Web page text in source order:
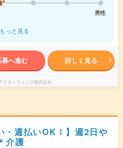
男性
もっと見る
募へ進む 詳しく見る
スタッフィング株式会社
・週払いOK！】週2日や
介護